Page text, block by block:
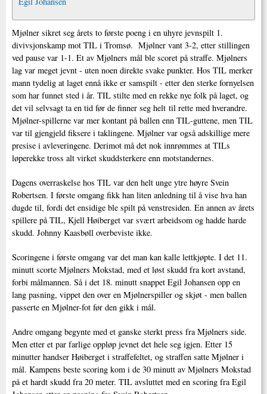
Mjølner sikret seg årets to første poeng i en uhyre jevnspilt 1.
divivsjonskamp mot TIL i Tromsø. Mjølner vant 3-2, etter stillingen
ved pause var 1-1. Et av Mjølners mål ble scoret på straffe. Mjølners
lag var meget jevnt - uten noen direkte svake punkter. Hos TIL merker
mann tydelig at laget ennå ikke er samspilt - etter den sterke fornyelsen
som har funnet sted i år. TIL stilte med en rekke nye folk på laget, og
det vil selvsagt ta en tid før de finner seg helt til rette med hverandre.
Mjølner-spillerne var mer kontant på ballen enn TIL-guttene, men TIL
var til gjengjeld fiksere i taklingene. Mjølner var også adskillige mere
presise i avleveringene. Derimot må det nok innrømmes at TILs
løperekke tross alt virket skuddsterkere enn motstandernes.
Dagens overraskelse hos TIL var den helt unge ytre høyre Svein
Robertsen. I første omgang fikk han liten anledning til å vise hva han
dugde til, fordi det ensidige ble spilt på venstresiden. En annen av årets
spillere på TIL, Kjell Høiberget var svært arbeidsom og hadde harde
skudd. Johnny Kaasbøll overbeviste ikke.
Scoringene i første omgang var det man kan kalle lettkjøpte. I det 11.
minutt scorte Mjølners Mokstad, med et løst skudd fra kort avstand,
forbi målmannen. Så i det 18. minutt snappet Egil Johansen opp en
lang pasning, vippet den over en Mjølnerspiller og skjøt - men ballen
passerte en Mjølner-fot før den gikk i mål.
Andre omgang begynte med et ganske sterkt press fra Mjølners side.
Men etter et par farlige oppløp jevnet det hele seg igjen. Etter 15
minutter handser Høiberget i straffefeltet, og straffen satte Mjølner i
mål. Kampens beste scoring kom i de 30 minutt av Mjølners Mokstad
på et hardt skudd fra 20 meter. TIL avsluttet med en scoring fra Egil